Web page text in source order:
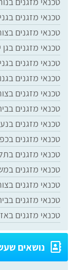
טכנאי מזגנים
טכנאי מזגנים
טכנאי מזגנים בגן
טכנאי מזגנים
טכנאי מזגנים
טכנאי מזגנים
טכנאי מזגנים
טכנאי מזגנים
טכנאי מזגנים
טכנאי מזגנים
טכנאי מזגנים
טכנאי מזגנים
טכנאי מזגנים
טכנאי מזגנים
נושאים